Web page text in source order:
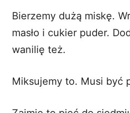
Bierzemy dużą miskę.
masło i cukier puder.
wanilię też.
Miksujemy to. Musi być